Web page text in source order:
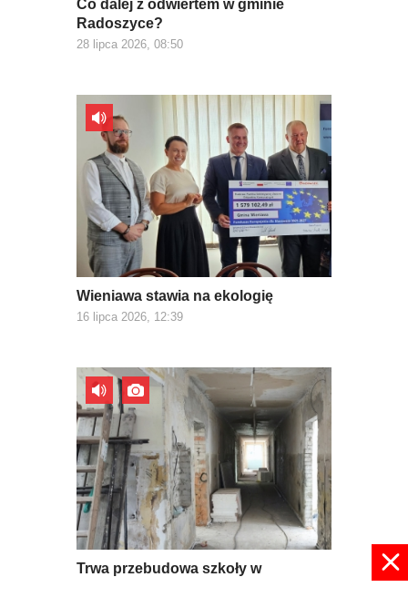
Co dalej z odwiertem w gminie
Radoszyce?
28 lipca 2026, 08:50
Wieniawa stawia na ekologię
16 lipca 2026, 12:39
Trwa przebudowa szkoły w